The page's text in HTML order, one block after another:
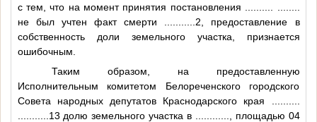
с тем, что на момент принятия постановления
не был учтен факт смерти
...........2 , предоставление в
собственность доли земельного участка, признается
ошибочным.
Таким образом, на предоставленную
Исполнительным комитетом Белореченского городского
Совета народных депутатов Краснодарского края
...........13 долю земельного участка в
, площадью 04